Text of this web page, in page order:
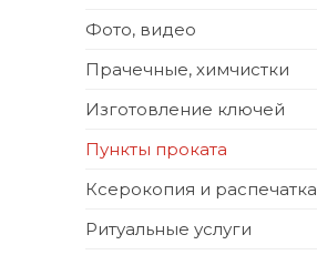
Фото, видео
Прачечные, химчистки
Изготовление ключей
Пункты проката
Ксерокопия и распечатка
Ритуальные услуги